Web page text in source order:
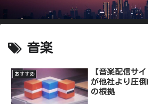
音楽
おすすめ
【音楽配信サ
が他社より圧
の根拠